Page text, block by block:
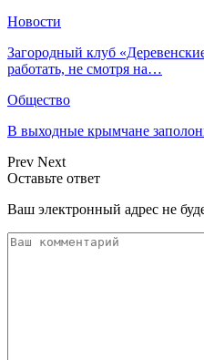
Новости
Загородный клуб
работать, не смотря на…
Общество
В выходные крымчане
Prev Next
Оставьте ответ
Ваш электронный адрес не